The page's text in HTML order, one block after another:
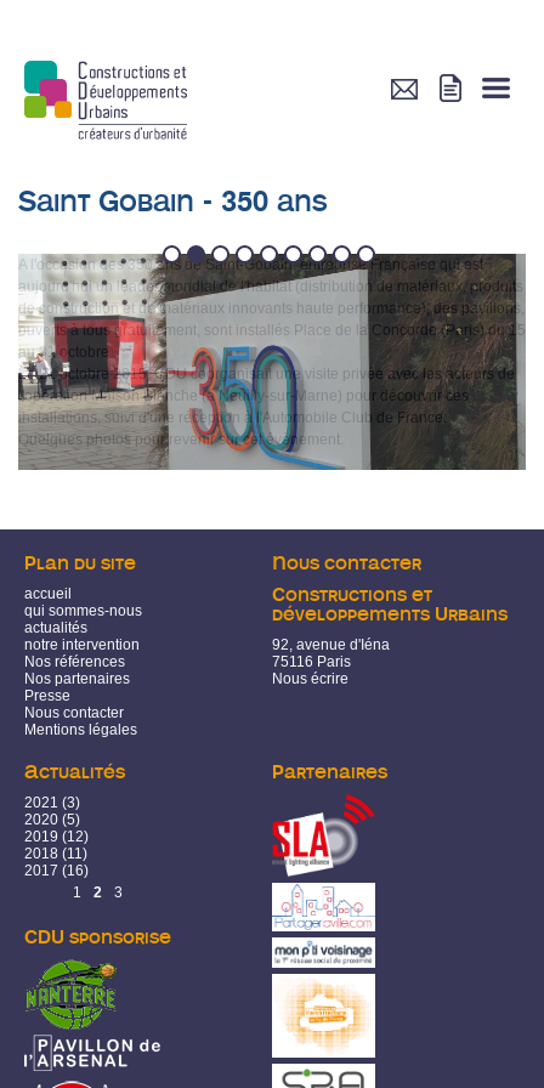
Saint Gobain - 350 ans
1 3 4 5 6 7 8 9
A l'occasion des 350 ans de Saint-Gobain, entreprise Française qui est
aujourd'hui un leader mondial de l'habitat (distribution de matériaux, produits
de construction et de matériaux innovants haute performance), des pavillons,
ouverts à tous gratuitement, sont installés Place de la Concorde (Paris) du 15
au 31 octobre.
Le 21 octobre 2015, CDU coorganisait une visite privée avec les acteurs de
l'opération Maison Blanche (à Neuilly-sur-Marne) pour découvrir ces
installations, suivi d'une réception à l'Automobile Club de France.
Quelques photos pour revenir sur cet évènement.
Plan du site
accueil
qui sommes-nous
actualités
notre intervention
Nos références
Nos partenaires
Presse
Nous contacter
Mentions légales
Nous contacter
Constructions et
développements Urbains
92, avenue d'Iéna
75116 Paris
Nous écrire
Actualités
2021 (3)
2020 (5)
2019 (12)
2018 (11)
2017 (16)
Pages1 2 3
CDU sponsorise
Partenaires